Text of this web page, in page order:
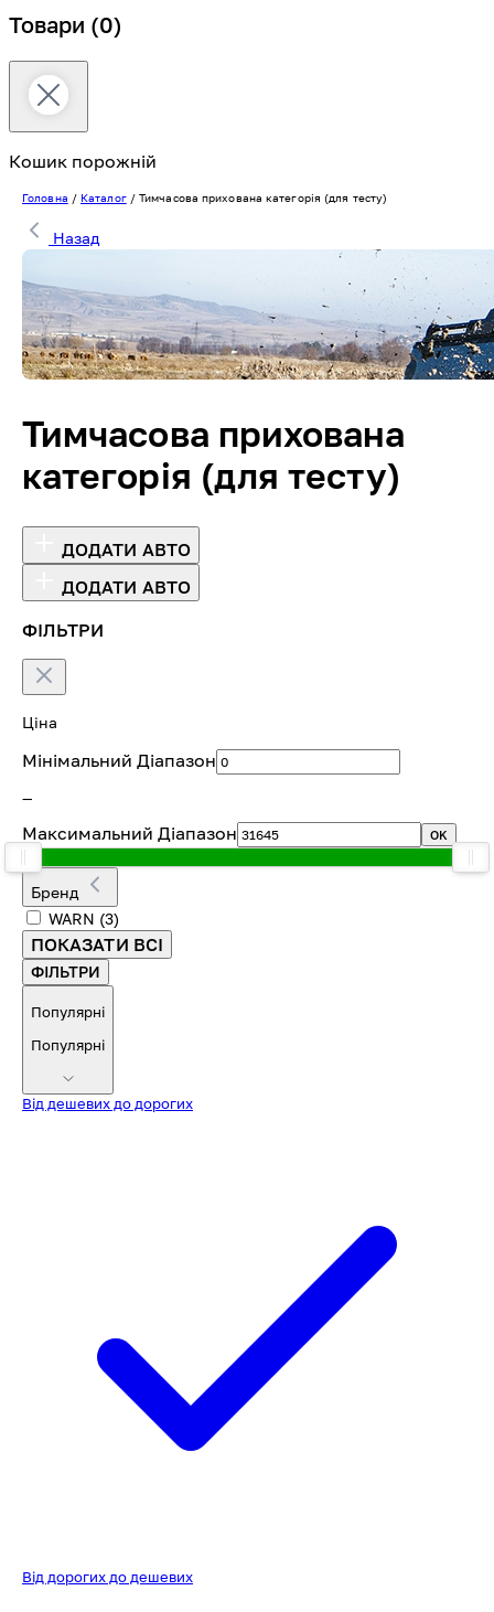
Товари (0)
Кошик порожній
Головна / Каталог/Тимчасова прихована категорія (для тесту)
Назад
Тимчасова прихована
категорія (для тесту)
ДОДАТИ АВТО
ДОДАТИ АВТО
ФІЛЬТРИ
Ціна
Мінімальний Діапазон
—
Максимальний Діапазон OK
Бренд
WARN (3)
ПОКАЗАТИ ВСІ
ФІЛЬТРИ
Популярні
Популярні
Від дешевих до дорогих
Від дорогих до дешевих